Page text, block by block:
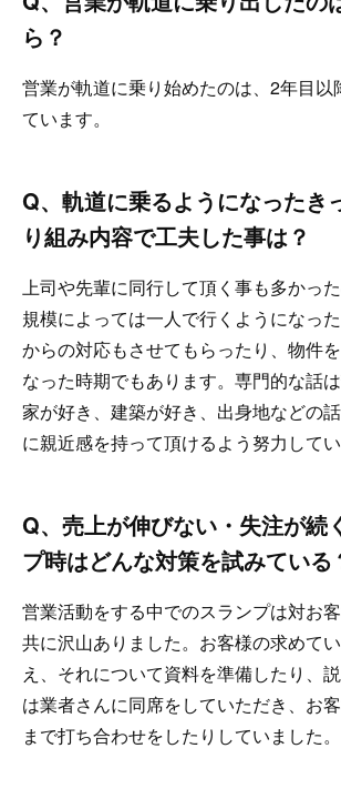
ら？
営業が軌道に乗り始めたのは、2年目以
ています。
Q、軌道に乗るようになったき
り組み内容で工夫した事は？
上司や先輩に同行して頂く事も多かっ
規模によっては一人で行くようになっ
からの対応もさせてもらったり、物件
なった時期でもあります。専門的な話は
家が好き、建築が好き、出身地などの
に親近感を持って頂けるよう努力してい
Q、売上が伸びない・失注が続
プ時はどんな対策を試みている
営業活動をする中でのスランプは対お
共に沢山ありました。お客様の求めて
え、それについて資料を準備したり、
は業者さんに同席をしていただき、お
まで打ち合わせをしたりしていました。